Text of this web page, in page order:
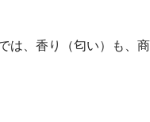
は、香り（匂い）も、